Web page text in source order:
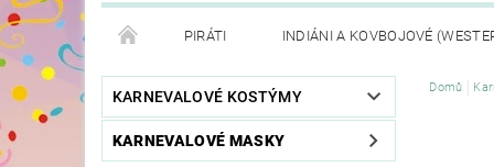
PIRÁTI INDIÁNI A KOVBOJOVÉ
KONTAKTY OBCHODNÍ PODMÍNKY
KARNEVALOVÉ KOSTÝMY
KARNEVALOVÉ MASKY
Domů